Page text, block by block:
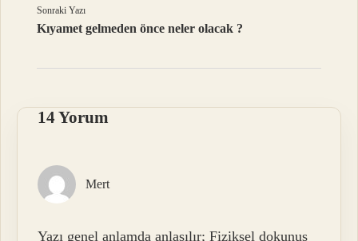
Sonraki Yazı
Kıyamet gelmeden önce neler olacak ?
14 Yorum
Mert
Yazı genel anlamda anlaşılır; Fiziksel dokunuş